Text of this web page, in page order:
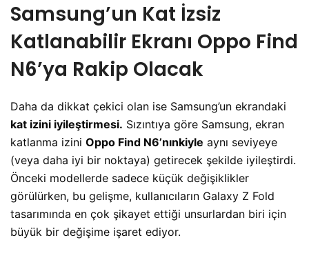
Samsung’un Kat İzsiz
Katlanabilir Ekranı Oppo Find
N6’ya Rakip Olacak
Daha da dikkat çekici olan ise Samsung’un ekrandaki
kat izini iyileştirmesi. Sızıntıya göre Samsung, ekran
katlanma izini Oppo Find N6’nınkiyle aynı seviyeye
(veya daha iyi bir noktaya) getirecek şekilde iyileştirdi.
Önceki modellerde sadece küçük değişiklikler
görülürken, bu gelişme, kullanıcıların Galaxy Z Fold
tasarımında en çok şikayet ettiği unsurlardan biri için
büyük bir değişime işaret ediyor.